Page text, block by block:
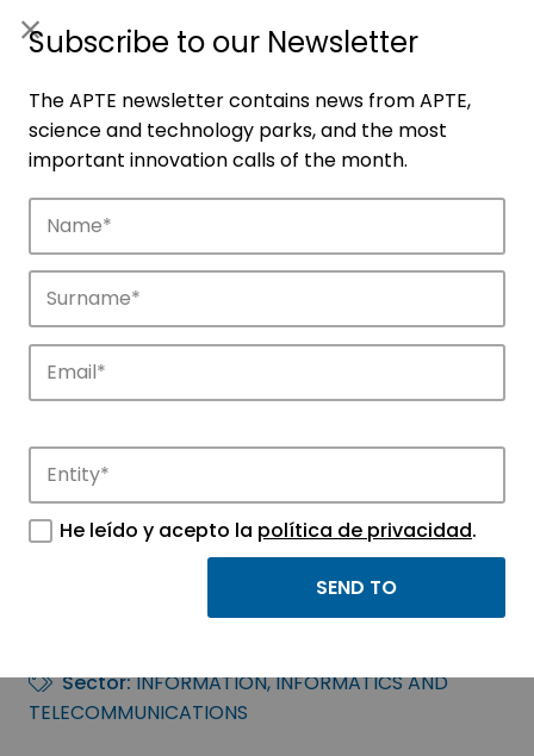
Companies
Discover the companies that drive
Consultoría
Informática ACOFI
Sector:INFORMATION, INFORMATICS AND
TELECOMMUNICATIONS
Subscribe to our Newsletter
The APTE newsletter contains news from APTE,
science and technology parks, and the most
important innovation calls of the month.
He leído y acepto la política de privacidad.